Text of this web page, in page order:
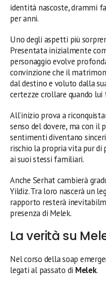
identità nascoste, drammi
per anni.
Uno degli aspetti più
Presentata inizialmente
personaggio evolve
convinzione che il
dal destino e voluto dalla
certezze crollare quando lui
All’inizio prova a
senso del dovere, ma con il
sentimenti diventano
rischio la propria vita pur
ai suoi stessi familiari.
Anche Serhat cambierà
Yildiz. Tra loro nascerà un
rapporto resterà
presenza di Melek.
La verità su
Nel corso della soap
legati al passato di Melek.